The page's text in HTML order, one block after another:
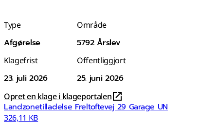
Type
Afgørelse
Område
5792 Årslev
Klagefrist
23. juli 2026
Offentliggjort
25. juni 2026
Opret en klage i klageportalen
Landzonetilladelse Freltoftevej 29 Garage UN
326,11 KB